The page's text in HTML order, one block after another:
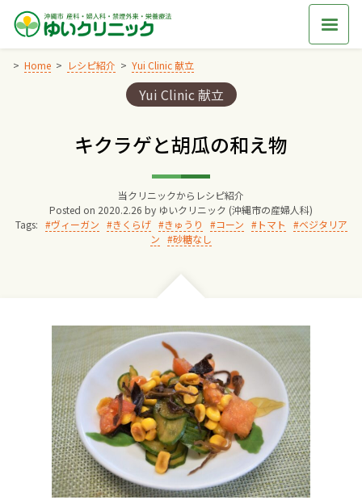
Skip
content
Home レシピ紹介 Yui Clinic 献立
Categories:
Yui Clinic 献立
キクラゲと胡瓜の和え物
当クリニックからレシピ紹介
Posted on 2020.2.26 by ゆいクリニック (沖縄市の産婦人科)
Tags:
ヴィーガン きくらげ きゅうり コーン トマト
ベジタリア
ン
砂糖なし
院長からのごあいさつ
妊婦健診
お産について
親と子の結びつき支援
母乳育児